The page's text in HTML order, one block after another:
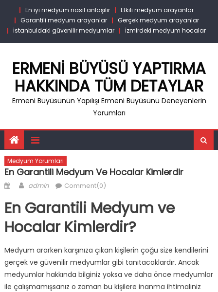
content
En iyi medyum nasıl anlaşılır
Etkili medyum arayanlar
Garantili medyum arayanlar
Gerçek medyum arayanlar
İstanbuldaki güvenilir medyumlar
İzmirdeki medyum hocalar
ERMENI BÜYÜSÜ YAPTIRMA
HAKKINDA TÜM DETAYLAR
Ermeni Büyüsünün Yapılışı Ermeni Büyüsünü Deneyenlerin
Yorumları
Medyum Yorumları
En Garantili Medyum Ve Hocalar Kimlerdir
PostedAuthor
admin Comment(0)
En Garantili Medyum ve
Hocalar Kimlerdir?
Medyum ararken karşınıza çıkan kişilerin çoğu size kendilerini
gerçek ve güvenilir medyumlar gibi tanıtacaklardır. Ancak
medyumlar hakkında bilginiz yoksa ve daha önce medyumlar
ile çalışmamışsanız o zaman bu kişilere inanma ihtimaliniz